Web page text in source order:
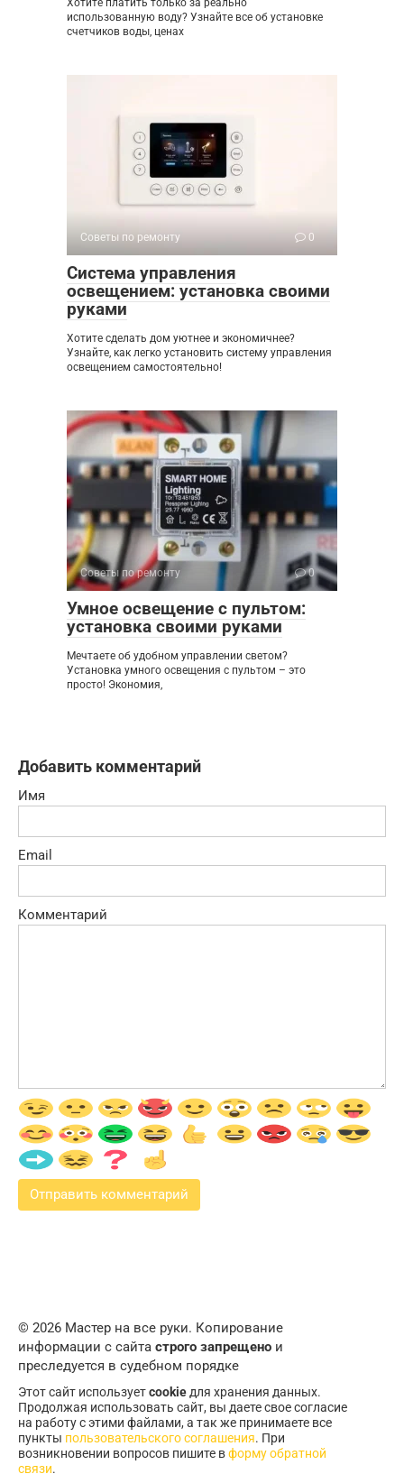
Хотите платить только за реально
использованную воду? Узнайте все об установке
счетчиков воды, ценах
Советы по ремонту 0
Система управления
освещением: установка своими
руками
Хотите сделать дом уютнее и экономичнее?
Узнайте, как легко установить систему управления
освещением самостоятельно!
Советы по ремонту 0
Умное освещение с пультом:
установка своими руками
Мечтаете об удобном управлении светом?
Установка умного освещения с пультом – это
просто! Экономия,
Добавить комментарий
Имя
Email
Комментарий
© 2026 Мастер на все руки. Копирование
информации с сайта строго запрещено и
преследуется в судебном порядке
Этот сайт используетcookie для хранения данных.
Продолжая использовать сайт, вы даете свое согласие
на работу с этими файлами, а так же принимаете все
пункты пользовательского соглашения. При
возникновении вопросов пишите вформу обратной
связи.